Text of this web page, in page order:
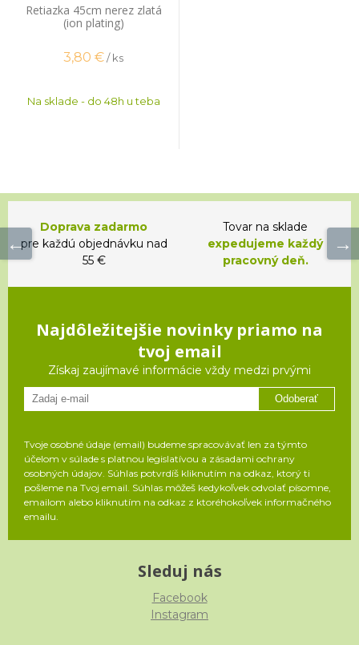
Retiazka 45cm nerez zlatá
(ion plating)
3,80 €/ ks
Na sklade - do 48h u teba
Doprava zadarmo
pre každú objednávku nad
55 €
Tovar na sklade
expedujeme každý
pracovný deň.
Najdôležitejšie novinky priamo na
tvoj email
Získaj zaujímavé informácie vždy medzi prvými
Odoberať
Tvoje osobné údaje (email) budeme spracovávať len za týmto
účelom v súlade s platnou legislatívou a zásadami ochrany
osobných údajov. Súhlas potvrdíš kliknutím na odkaz, ktorý ti
pošleme na Tvoj email. Súhlas môžeš kedykoľvek odvolať písomne,
emailom alebo kliknutím na odkaz z ktoréhokoľvek informačného
emailu.
Sleduj nás
Facebook
Instagram